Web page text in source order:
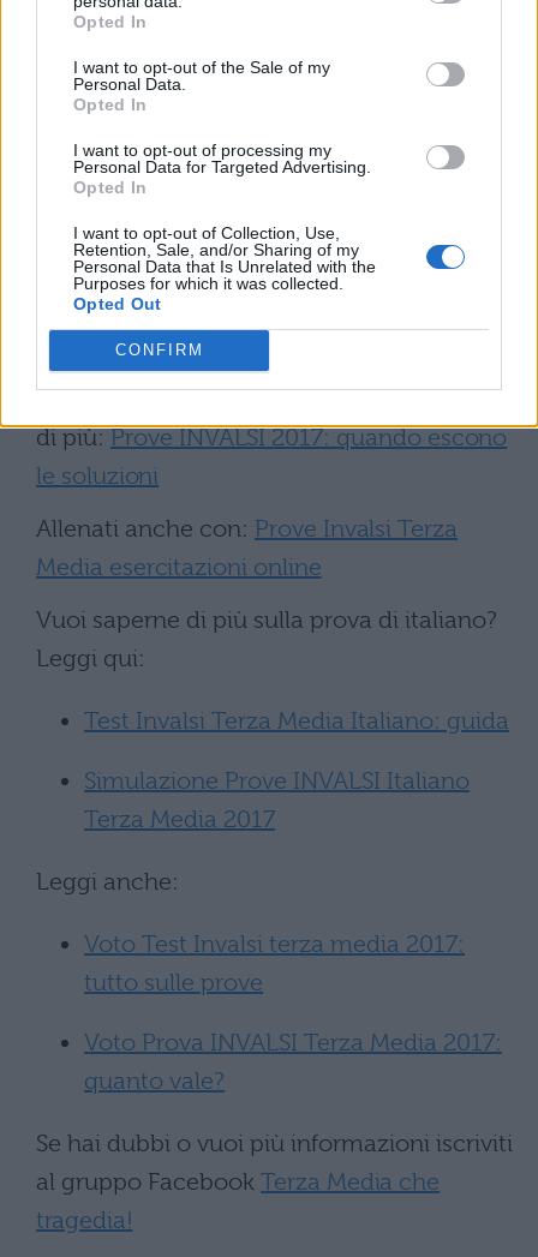
Opted In
I want to opt-out of the Sale of my
Personal Data.
Opted In
I want to opt-out of processing my
Personal Data for Targeted Advertising.
Opted In
I want to opt-out of Collection, Use,
Retention, Sale, and/or Sharing of my
Personal Data that Is Unrelated with the
Purposes for which it was collected.
Opted Out
CONFIRM
tutte lenewse indiscrezioni in diretta
dandovi anche le risposte ai quesiti di
vostro compito e capire cosa avete
modo corretto. Se tutto si svolgerà come lo
scorso anno, le soluzioni verranno
pubblicate domani15 giugno alle ore
sul sito ufficiale dell'Istituto Invalsi,
dunque continuate a seguirci per saperne
di più:Prove INVALSI 2017: quando escono
le soluzioni
Allenati anche con: Prove Invalsi Terza
Media esercitazioni online
Vuoi saperne di più sulla prova di italiano?
Leggi qui:
Test Invalsi Terza Media Italiano: guida
Simulazione Prove INVALSI Italiano
Terza Media 2017
Leggi anche:
Voto Test Invalsi terza media 2017:
tutto sulle prove
Voto Prova INVALSI Terza Media 2017:
quanto vale?
Se hai dubbi o vuoi più informazioni iscriviti
al gruppo Facebook Terza Media che
tragedia!